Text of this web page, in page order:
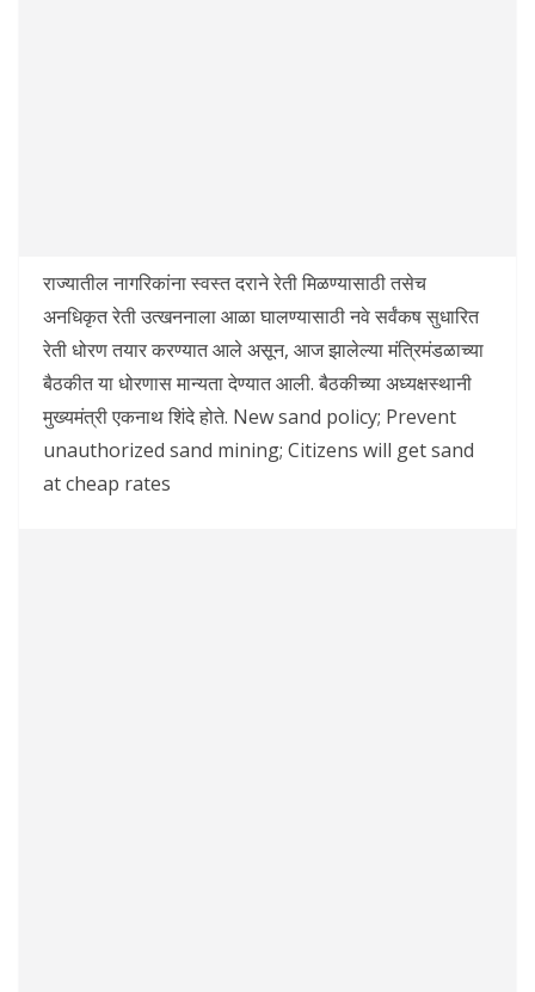
राज्यातील नागरिकांना स्वस्त दराने रेती मिळण्यासाठी तसेच
अनधिकृत रेती उत्खननाला आळा घालण्यासाठी नवे सर्वंकष सुधारित
रेती धोरण तयार करण्यात आले असून, आज झालेल्या मंत्रिमंडळाच्या
बैठकीत या धोरणास मान्यता देण्यात आली. बैठकीच्या अध्यक्षस्थानी
मुख्यमंत्री एकनाथ शिंदे होते. New sand policy; Prevent
unauthorized sand mining; Citizens will get sand
at cheap rates